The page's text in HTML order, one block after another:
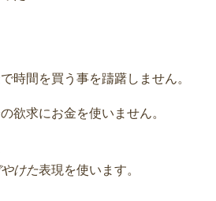
時間を買う事を躊躇しません。
欲求にお金を使いません。
けた表現を使います。